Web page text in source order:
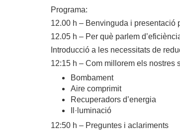
Programa:
12.00 h – Benvinguda i presentació
12.05 h – Per què parlem
Introducció a les necessitats de
12:15 h – Com millorem els nostres
Bombament
Aire comprimit
Recuperadors d’energia
Il·luminació
12:50 h – Preguntes i aclariments